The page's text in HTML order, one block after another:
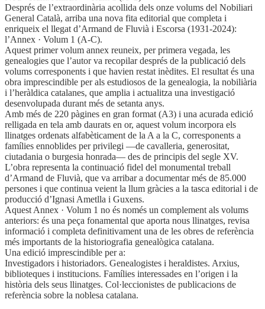
Després de l’extraordinària acollida dels onze volums del Nobiliari
General Català, arriba una nova fita editorial que completa i
enriqueix el llegat d’Armand de Fluvià i Escorsa (1931-2024):
l’Annex · Volum 1 (A-C).
Aquest primer volum annex reuneix, per primera vegada, les
genealogies que l’autor va recopilar després de la publicació dels
volums corresponents i que havien restat inèdites. El resultat és una
obra imprescindible per als estudiosos de la genealogia, la nobiliària
i l’heràldica catalanes, que amplia i actualitza una investigació
desenvolupada durant més de setanta anys.
Amb més de 220 pàgines en gran format (A3) i una acurada edició
relligada en tela amb daurats en or, aquest volum incorpora els
llinatges ordenats alfabèticament de la A a la C, corresponents a
famílies ennoblides per privilegi —de cavalleria, generositat,
ciutadania o burgesia honrada— des de principis del segle XV.
L’obra representa la continuació fidel del monumental treball
d’Armand de Fluvià, que va arribar a documentar més de 85.000
persones i que continua veient la llum gràcies a la tasca editorial i de
producció d’Ignasi Ametlla i Guxens.
Aquest Annex · Volum 1 no és només un complement als volums
anteriors: és una peça fonamental que aporta nous llinatges, revisa
informació i completa definitivament una de les obres de referència
més importants de la historiografia genealògica catalana.
Una edició imprescindible per a:
Investigadors i historiadors. Genealogistes i heraldistes. Arxius,
biblioteques i institucions. Famílies interessades en l’origen i la
història dels seus llinatges. Col·leccionistes de publicacions de
referència sobre la noblesa catalana.